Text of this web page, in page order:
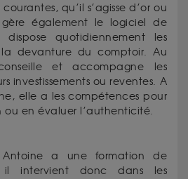
qu’il s’agisse d’or ou
gère également le logiciel de
quotidiennement les
devanture du comptoir. Au
et accompagne les
investissements ou reventes. A
elle a les compétences pour
ou en évaluer l’authenticité.
a une formation de
il intervient donc dans les